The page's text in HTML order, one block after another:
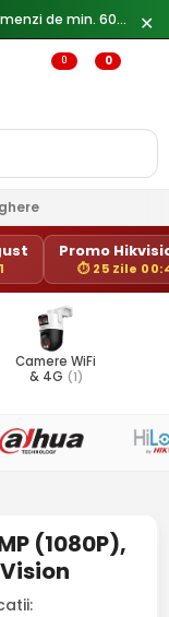
✕
0 0
Promo
⏱ 25 Zile
Camere WiFi
& 4G (1)
(1080P),